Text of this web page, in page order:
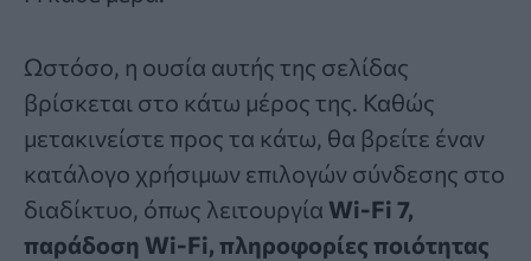
Ωστόσο, η ουσία αυτής της σελίδας
βρίσκεται στο κάτω μέρος της. Καθώς
μετακινείστε προς τα κάτω, θα βρείτε έναν
κατάλογο χρήσιμων επιλογών σύνδεσης στο
διαδίκτυο, όπως λειτουργία Wi-Fi 7,
παράδοση Wi-Fi, πληροφορίες ποιότητας